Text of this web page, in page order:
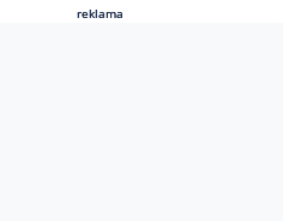
reklama
reklama